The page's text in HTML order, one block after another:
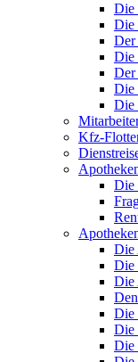
Die
Die
Der
Die
Die
Die
Kfz-
Die
Die
Die
Die
Die
Die
Die